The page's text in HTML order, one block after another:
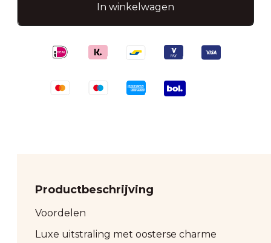
In winkelwagen
Productbeschrijving
Voordelen
Luxe uitstraling met oosterse charme